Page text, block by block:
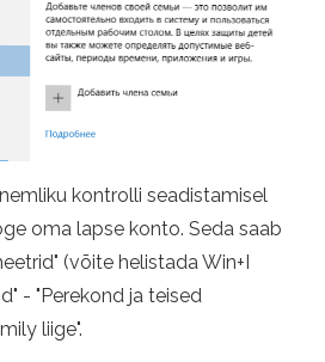
kontrolli seadistamisel
oma lapse konto. Seda saab
(võite helistada Win+I
- "Perekond ja teised
liige".